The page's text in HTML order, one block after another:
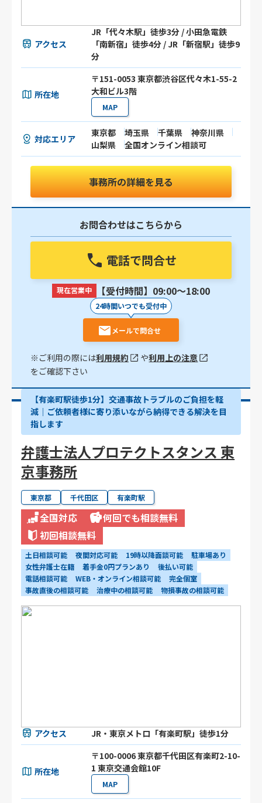
アクセス
JR「代々木駅」徒歩3分 / 小田急電鉄
「南新宿」徒歩4分 / JR「新宿駅」徒歩9
分
所在地
〒151-0053 東京都渋谷区代々木1-55-2
大和ビル3階
MAP
対応エリア
東京都 埼玉県 千葉県
神奈川県
山梨県
全国オンライン相談可
事務所の詳細を見る
お問合わせはこちらから
電話で問合せ
現在営業中 【受付時間】09:00〜18:00
24時間いつでも受付中
メールで問合せ
※ご利用の際には利用規約 や利用上の注意
をご確認下さい
【有楽町駅徒歩1分】交通事故トラブルのご負担を軽
減｜ご依頼者様に寄り添いながら納得できる解決を目
指します
弁護士法人プロテクトスタンス 東
京事務所
東京都 千代田区 有楽町駅
全国対応
何回でも相談無料
初回相談無料
土日相談可能 夜間対応可能 19時以降面談可能
駐車場あり
女性弁護士在籍
着手金0円プランあり
後払い可能
電話相談可能
WEB・オンライン相談可能
完全個室
事故直後の相談可能
治療中の相談可能 物損事故の相談可能
アクセス JR・東京メトロ「有楽町駅」徒歩1分
所在地
〒100-0006 東京都千代田区有楽町2-10-
1 東京交通会館10F
MAP